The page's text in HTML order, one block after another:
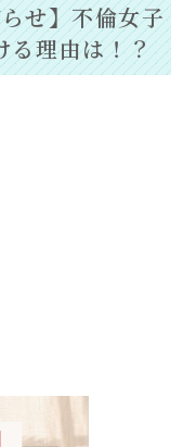
せ】不倫女子
る理由は！？